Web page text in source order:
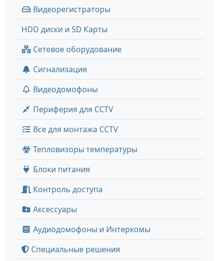
Видеорегистраторы
HDD диски и SD Карты
Сетевое оборудование
Сигнализация
Видеодомофоны
Периферия для CCTV
Все для монтажа CCTV
Тепловизоры температуры
Блоки питания
Контроль доступа
Аксессуары
Аудиодомофоны и Интеркомы
Специальные решения